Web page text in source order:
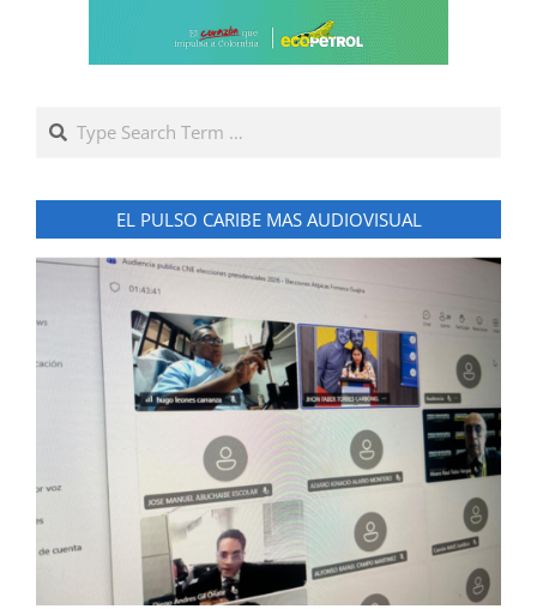
Search
EL PULSO CARIBE MAS AUDIOVISUAL